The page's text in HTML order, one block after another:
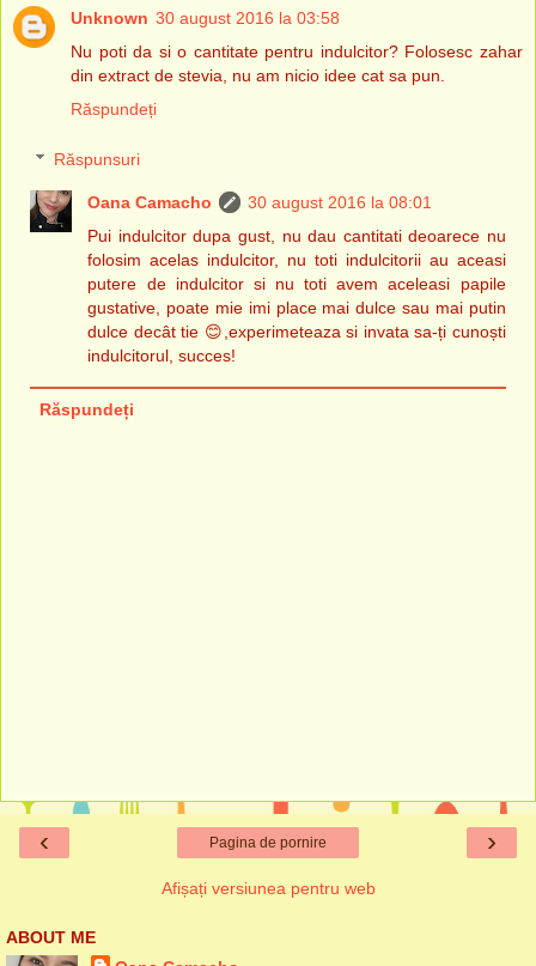
Unknown 30 august 2016 la 03:58
Nu poti da si o cantitate pentru indulcitor? Folosesc zahar
din extract de stevia, nu am nicio idee cat sa pun.
Răspundeți
Răspunsuri
Oana Camacho
30 august 2016 la 08:01
Pui indulcitor dupa gust, nu dau cantitati deoarece nu
folosim acelas indulcitor, nu toti indulcitorii au aceasi
putere de indulcitor si nu toti avem aceleasi papile
gustative, poate mie imi place mai dulce sau mai putin
dulce decât tie 😊,experimeteaza si invata sa-ți cunoști
indulcitorul, succes!
Răspundeți
‹ ›
Pagina de pornire
Afișați versiunea pentru web
ABOUT ME